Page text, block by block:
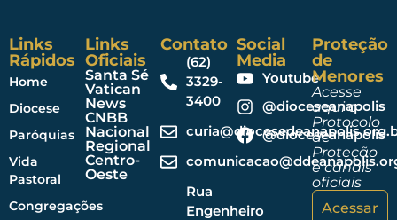
Links
Rápidos
Home
Diocese
Paróquias
Vida
Pastoral
Congregações
Links
Oficiais
Santa Sé
Vatican
News
CNBB
Nacional
Regional
Centro-
Oeste
Contato
(62)
3329-
3400
Rua
Engenheiro
Social
Media
Youtube
@dioceseanapolis
@dioceseanapolis
Proteção
de
Menores
Acesse
aqui o
Protocolo
de
Proteção
e canais
oficiais
Acessar